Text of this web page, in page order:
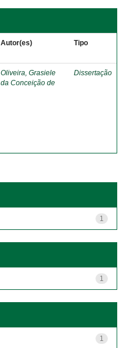
Autor(es) Tipo
Oliveira, Grasiele
da Conceição de
Dissertação
1
1
1